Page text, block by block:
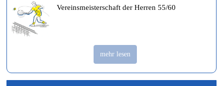
Vereinsmeisterschaft der Herren 55/60
mehr lesen